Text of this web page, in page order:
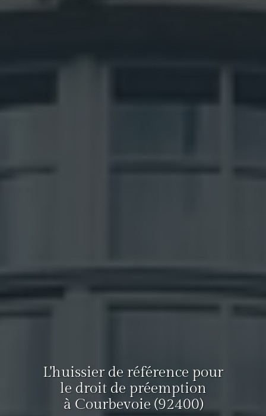
L'huissier de référence pour
le droit de préemption
à Courbevoie (92400)